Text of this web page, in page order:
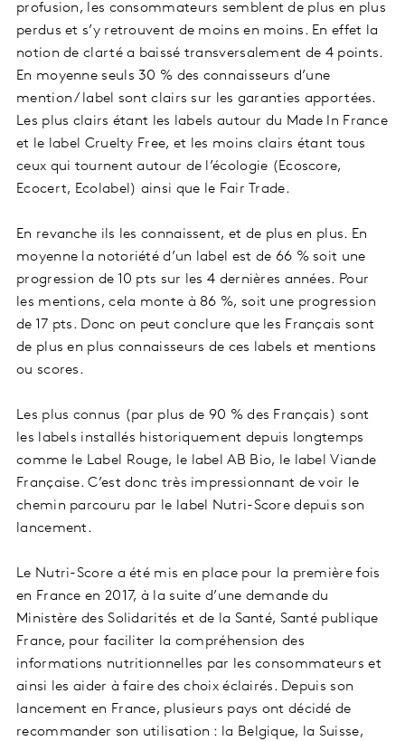
profusion, les consommateurs semblent de plus en plus
perdus et s’y retrouvent de moins en moins. En effet la
notion de clarté a baissé transversalement de 4 points.
En moyenne seuls 30 % des connaisseurs d’une
mention / label sont clairs sur les garanties apportées.
Les plus clairs étant les labels autour du Made In France
et le label Cruelty Free, et les moins clairs étant tous
ceux qui tournent autour de l’écologie (Ecoscore,
Ecocert, Ecolabel) ainsi que le Fair Trade.
En revanche ils les connaissent, et de plus en plus. En
moyenne la notoriété d’un label est de 66 % soit une
progression de 10 pts sur les 4 dernières années. Pour
les mentions, cela monte à 86 %, soit une progression
de 17 pts. Donc on peut conclure que les Français sont
de plus en plus connaisseurs de ces labels et mentions
ou scores.
Les plus connus (par plus de 90 % des Français) sont
les labels installés historiquement depuis longtemps
comme le Label Rouge, le label AB Bio, le label Viande
Française. C’est donc très impressionnant de voir le
chemin parcouru par le label Nutri-Score depuis son
lancement.
Le Nutri-Score a été mis en place pour la première fois
en France en 2017, à la suite d’une demande du
Ministère des Solidarités et de la Santé, Santé publique
France, pour faciliter la compréhension des
informations nutritionnelles par les consommateurs et
ainsi les aider à faire des choix éclairés. Depuis son
lancement en France, plusieurs pays ont décidé de
recommander son utilisation : la Belgique, la Suisse,